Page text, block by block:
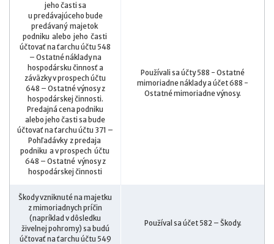
jeho časti sa
u predávajúceho bude
predávaný majetok
podniku alebo jeho časti
účtovať na ťarchu účtu 548
– Ostatné náklady na
hospodársku činnosť a
záväzky v prospech účtu
648 – Ostatné výnosy z
hospodárskej činnosti.
Predajná cena podniku
alebo jeho časti sa bude
účtovať na ťarchu účtu 371 –
Pohľadávky z predaja
podniku a v prospech účtu
648 – Ostatné výnosy z
hospodárskej činnosti
Používali sa účty 588 - Ostatné
mimoriadne náklady a účet 688 -
Ostatné mimoriadne výnosy.
Škody vzniknuté na majetku
z mimoriadnych príčin
(napríklad v dôsledku
živelnej pohromy) sa budú
účtovať na ťarchu účtu 549
Používal sa účet 582 – Škody.